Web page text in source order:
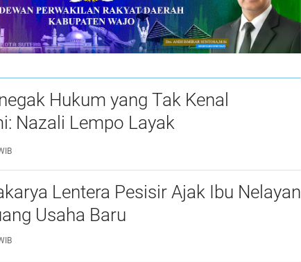
Hukum yang Tak Kenal
Nazali Lempo Layak
Jadi Jaksa Agung
Lentera Pesisir Ajak Ibu Nelayan
Usaha Baru